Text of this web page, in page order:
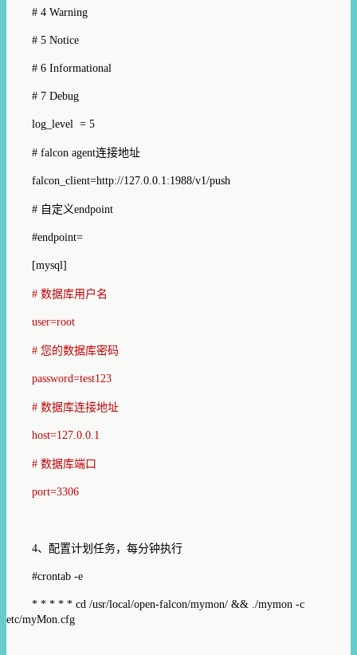
# 4 Warning
# 5 Notice
# 6 Informational
# 7 Debug
log_level = 5
# falcon agent连接地址
falcon_client=http://127.0.0.1:1988/v1/push
# 自定义endpoint
#endpoint=
[mysql]
# 数据库用户名
user=root
# 您的数据库密码
password=test123
# 数据库连接地址
host=127.0.0.1
# 数据库端口
port=3306
4、配置计划任务，每分钟执行
#crontab -e
* * * * * cd /usr/local/open-falcon/mymon/ && ./mymon -c
etc/myMon.cfg